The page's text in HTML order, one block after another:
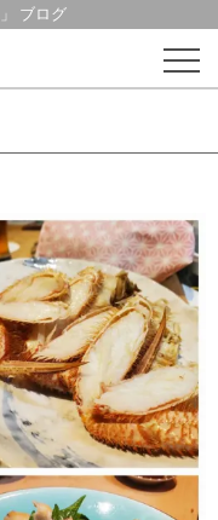
ブログ